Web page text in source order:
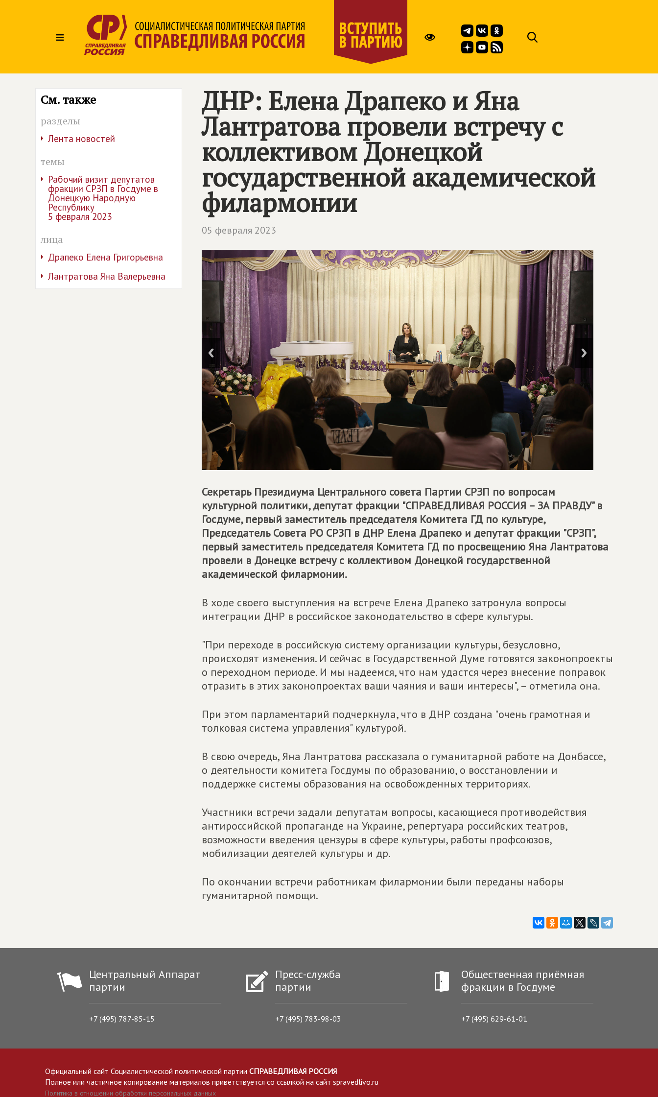
≡
См. также
разделы
Лента новостей
темы
Рабочий визит депутатов
фракции СРЗП в Госдуме в
Донецкую Народную
Республику
5 февраля 2023
лица
Драпеко Елена Григорьевна
Лантратова Яна Валерьевна
ДНР: Елена Драпеко и Яна
Лантратова провели встречу с
коллективом Донецкой
государственной академической
филармонии
05 февраля 2023
Секретарь Президиума Центрального совета Партии СРЗП по вопросам
культурной политики, депутат фракции "СПРАВЕДЛИВАЯ РОССИЯ – ЗА ПРАВДУ" в
Госдуме, первый заместитель председателя Комитета ГД по культуре,
Председатель Совета РО СРЗП в ДНР Елена Драпеко и депутат фракции "СРЗП",
первый заместитель председателя Комитета ГД по просвещению Яна Лантратова
провели в Донецке встречу с коллективом Донецкой государственной
академической филармонии.
В ходе своего выступления на встрече Елена Драпеко затронула вопросы
интеграции ДНР в российское законодательство в сфере культуры.
"При переходе в российскую систему организации культуры, безусловно,
происходят изменения. И сейчас в Государственной Думе готовятся законопроекты
о переходном периоде. И мы надеемся, что нам удастся через внесение поправок
отразить в этих законопроектах ваши чаяния и ваши интересы", – отметила она.
При этом парламентарий подчеркнула, что в ДНР создана "очень грамотная и
толковая система управления" культурой.
В свою очередь, Яна Лантратова рассказала о гуманитарной работе на Донбассе,
о деятельности комитета Госдумы по образованию, о восстановлении и
поддержке системы образования на освобожденных территориях.
Участники встречи задали депутатам вопросы, касающиеся противодействия
антироссийской пропаганде на Украине, репертуара российских театров,
возможности введения цензуры в сфере культуры, работы профсоюзов,
мобилизации деятелей культуры и др.
По окончании встречи работникам филармонии были переданы наборы
гуманитарной помощи.
Центральный Аппарат
партии
+7 (495) 787-85-15
Пресс-служба
партии
+7 (495) 783-98-03
Общественная приёмная
фракции в Госдуме
+7 (495) 629-61-01
Официальный сайт Социалистической политической партии СПРАВЕДЛИВАЯ РОССИЯ
Полное или частичное копирование материалов приветствуется со ссылкой на сайт spravedlivo.ru
Политика в отношении обработки персональных данных